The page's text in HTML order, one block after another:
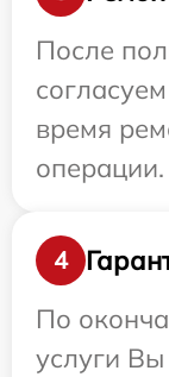
После
время
операции.
4
По
услуги